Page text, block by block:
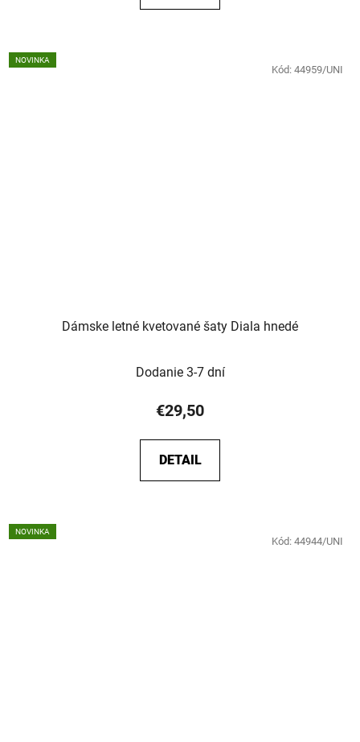
NOVINKA
Dámske letné kvetované šaty Diala hnedé
Dodanie 3-7 dní
€29,50
DETAIL
Kód: 44959/UNI
NOVINKA
Kód: 44944/UNI